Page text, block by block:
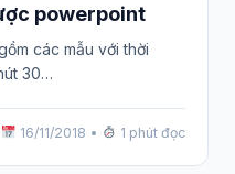
powerpoint
các mẫu với thời
30…
16/11/2018 • 1 phút đọc